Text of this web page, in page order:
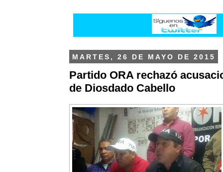
MARTES, 26 DE MAYO DE 2015
Partido ORA rechazó
de Diosdado Cabello